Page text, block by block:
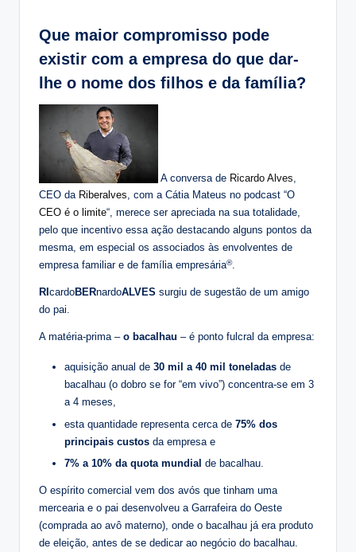
Que maior compromisso pode
existir com a empresa do que dar-
lhe o nome dos filhos e da família?
A conversa de Ricardo Alves
CEO da Riberalves, com a Cátia Mateus no podcast “O
CEO é o limite“, merece ser apreciada na sua totalidade,
pelo que incentivo essa ação destacando alguns pontos da
mesma, em especial os associados às envolventes de
empresa familiar e de família empresária®.
RI cardoBERnardoALVES surgiu de sugestão de um amigo
do pai.
A matéria-prima – o bacalhau – é ponto fulcral da empresa:
aquisição anual de 30 mil a 40 mil toneladas de
bacalhau (o dobro se for “em vivo”) concentra-se em 3
a 4 meses,
esta quantidade representa cerca de 75% dos
principais custos da empresa e
7% a 10% da quota mundial de bacalhau.
O espírito comercial vem dos avós que tinham uma
mercearia e o pai desenvolveu a Garrafeira do Oeste
(comprada ao avô materno), onde o bacalhau já era produto
de eleição, antes de se dedicar ao negócio do bacalhau.